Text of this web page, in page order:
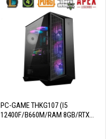
PC-GAME THKG107 (I5
12400F/B660M/RAM 8GB/RTX